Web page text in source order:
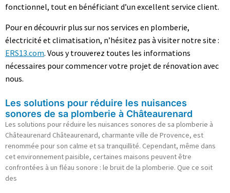
fonctionnel, tout en bénéficiant d’un excellent service client.
Pour en découvrir plus sur nos services en plomberie,
électricité et climatisation, n’hésitez pas à visiter notre site :
ERS13.com. Vous y trouverez toutes les informations
nécessaires pour commencer votre projet de rénovation avec
nous.
Les solutions pour réduire les nuisances
sonores de sa plomberie à Châteaurenard
Les solutions pour réduire les nuisances sonores de sa plomberie à
Châteaurenard Châteaurenard, charmante ville de Provence, est
renommée pour son calme et sa tranquillité. Cependant, même dans
cet environnement paisible, certaines maisons peuvent être
confrontées à un fléau sonore : le bruit de la plomberie. Que ce soit
des